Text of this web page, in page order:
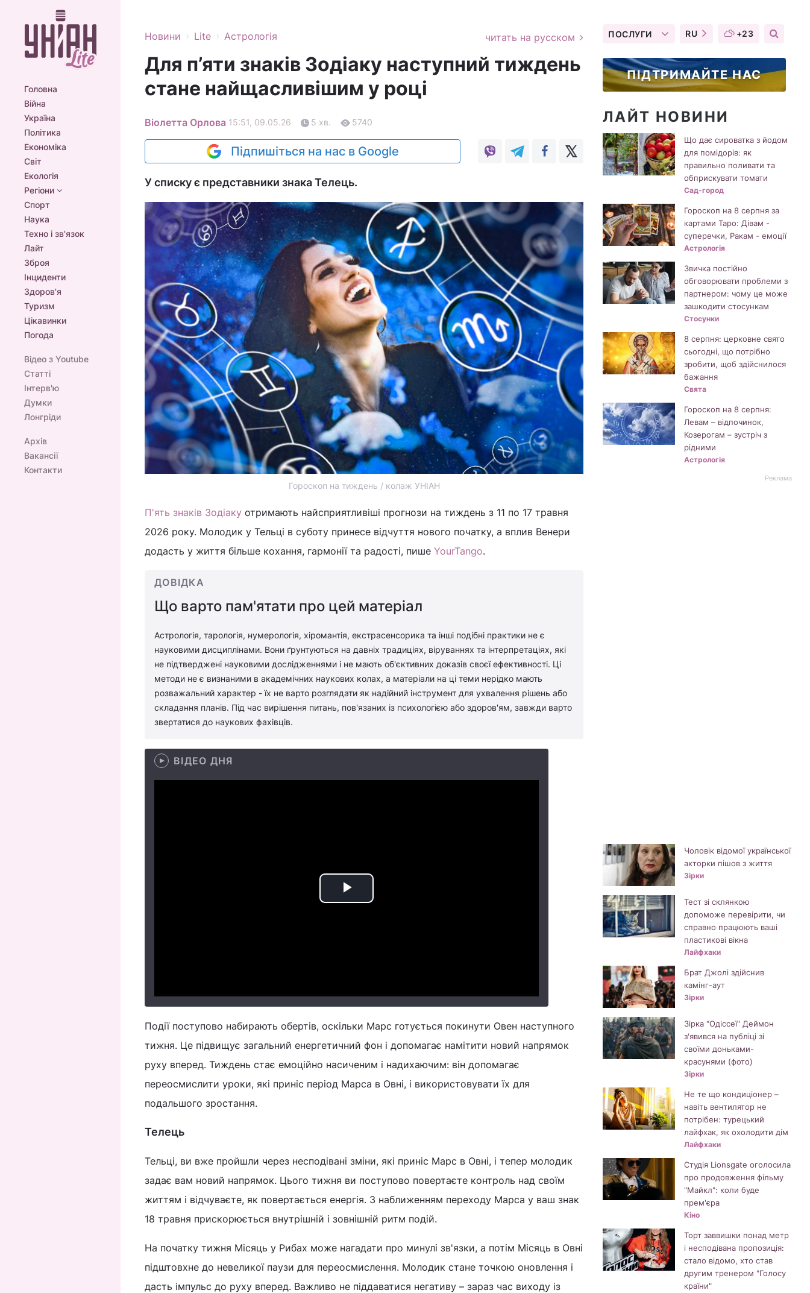
Головна
Війна
Україна
Політика
Економіка
Світ
Екологія
Регіони
Спорт
Наука
Техно і зв'язок
Лайт
Зброя
Інциденти
Здоров'я
Туризм
Цікавинки
Погода
Відео з Youtube
Статті
Інтерв'ю
Думки
Лонгріди
Архів
Вакансії
Контакти
Новини › Lite › Астрологія читать на русском
Для п’яти знаків Зодіаку наступний тиждень
стане найщасливішим у році
Віолетта Орлова 15:51, 09.05.26 5 хв. 5740
Підпишіться на нас в Google
У списку є представники знака Телець.
Гороскоп на тиждень / колаж УНІАН
П'ять знаків Зодіаку отримають найсприятливіші прогнози на тиждень з 11 по 17 травня
2026 року. Молодик у Тельці в суботу принесе відчуття нового початку, а вплив Венери
додасть у життя більше кохання, гармонії та радості, пише YourTango.
ДОВІДКА
Що варто пам'ятати про цей матеріал
Астрологія, тарологія, нумерологія, хіромантія, екстрасенсорика та інші подібні практики не є
науковими дисциплінами. Вони ґрунтуються на давніх традиціях, віруваннях та інтерпретаціях, які
не підтверджені науковими дослідженнями і не мають об'єктивних доказів своєї ефективності. Ці
методи не є визнаними в академічних наукових колах, а матеріали на ці теми нерідко мають
розважальний характер - їх не варто розглядати як надійний інструмент для ухвалення рішень або
складання планів. Під час вирішення питань, пов'язаних із психологією або здоров'ям, завжди варто
звертатися до наукових фахівців.
ВІДЕО ДНЯ
Play
Події поступово набирають обертів, оскільки Марс готується покинути Овен наступного
тижня. Це підвищує загальний енергетичний фон і допомагає намітити новий напрямок
руху вперед. Тиждень стає емоційно насиченим і надихаючим: він допомагає
переосмислити уроки, які приніс період Марса в Овні, і використовувати їх для
подальшого зростання.
Телець
Тельці, ви вже пройшли через несподівані зміни, які приніс Марс в Овні, і тепер молодик
задає вам новий напрямок. Цього тижня ви поступово повертаєте контроль над своїм
життям і відчуваєте, як повертається енергія. З наближенням переходу Марса у ваш знак
18 травня прискорюється внутрішній і зовнішній ритм подій.
На початку тижня Місяць у Рибах може нагадати про минулі зв'язки, а потім Місяць в Овні
підштовхне до невеликої паузи для переосмислення. Молодик стане точкою оновлення і
дасть імпульс до руху вперед. Важливо не піддаватися негативу – зараз час виходу із
ПОСЛУГИ RU +23
ПІДТРИМАЙТЕ НАС
ЛАЙТ НОВИНИ
Що дає сироватка з йодом
для помідорів: як
правильно поливати та
обприскувати томати
Сад-город
Гороскоп на 8 серпня за
картами Таро: Дівам -
суперечки, Ракам - емоції
Астрологія
Звичка постійно
обговорювати проблеми з
партнером: чому це може
зашкодити стосункам
Стосунки
8 серпня: церковне свято
сьогодні, що потрібно
зробити, щоб здійснилося
бажання
Свята
Гороскоп на 8 серпня:
Левам – відпочинок,
Козерогам – зустріч з
рідними
Астрологія
Реклама
Чоловік відомої української
акторки пішов з життя
Зірки
Тест зі склянкою
допоможе перевірити, чи
справно працюють ваші
пластикові вікна
Лайфхаки
Брат Джолі здійснив
камінг-аут
Зірки
Зірка "Одіссеї" Деймон
з'явився на публіці зі
своїми доньками-
красунями (фото)
Зірки
Не те що кондиціонер –
навіть вентилятор не
потрібен: турецький
лайфхак, як охолодити дім
Лайфхаки
Студія Lionsgate оголосила
про продовження фільму
"Майкл": коли буде
прем'єра
Кіно
Торт заввишки понад метр
і несподівана пропозиція:
стало відомо, хто став
другим тренером "Голосу
країни"